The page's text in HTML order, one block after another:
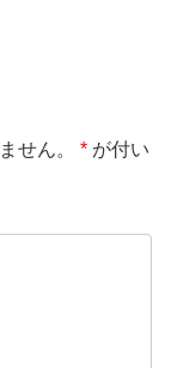
せん。 * が付い